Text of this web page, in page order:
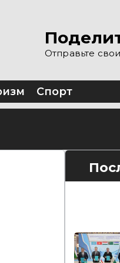
Отправьте
Спорт